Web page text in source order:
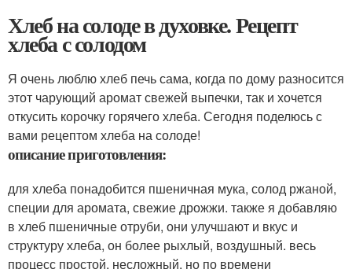
Хлеб на солоде в духовке. Рецепт
хлеба с солодом
Я очень люблю хлеб печь сама, когда по дому разносится
этот чарующий аромат свежей выпечки, так и хочется
откусить корочку горячего хлеба. Сегодня поделюсь с
вами рецептом хлеба на солоде!
описание приготовления:
для хлеба понадобится пшеничная мука, солод ржаной,
специи для аромата, свежие дрожжи. также я добавляю
в хлеб пшеничные отруби, они улучшают и вкус и
структуру хлеба, он более рыхлый, воздушный. весь
процесс простой, несложный, но по времени